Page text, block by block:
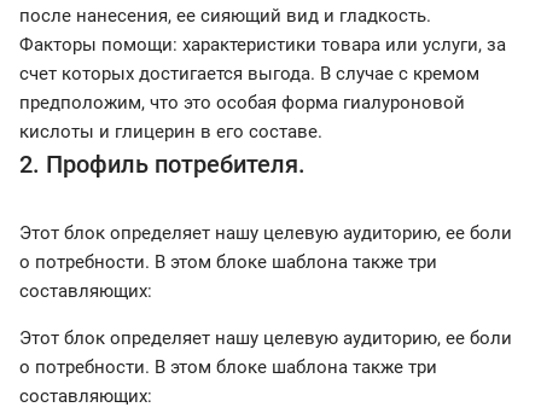
после нанесения, ее сияющий вид и гладкость.
Факторы помощи: характеристики товара или услуги, за
счет которых достигается выгода. В случае с кремом
предположим, что это особая форма гиалуроновой
кислоты и глицерин в его составе.
2. Профиль потребителя.
Этот блок определяет нашу целевую аудиторию, ее боли
о потребности. В этом блоке шаблона также три
составляющих:
Этот блок определяет нашу целевую аудиторию, ее боли
о потребности. В этом блоке шаблона также три
составляющих: